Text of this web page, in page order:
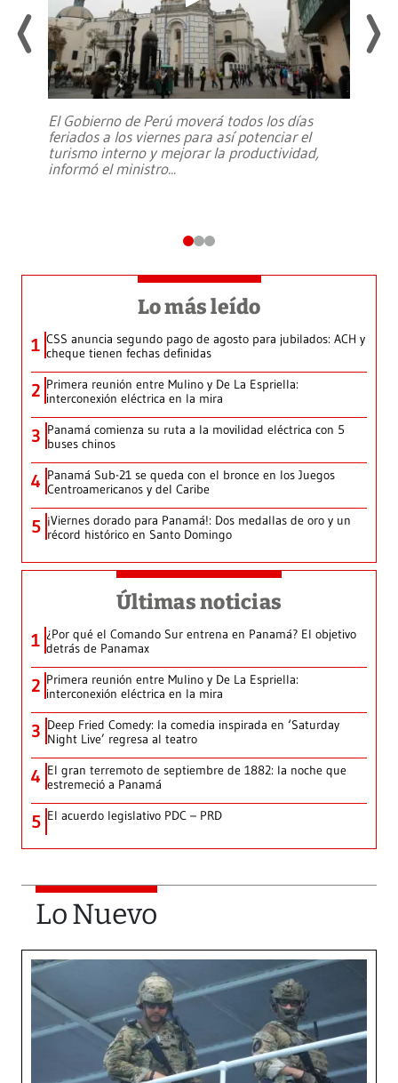
El Gobierno de Perú moverá todos los días
feriados a los viernes para así potenciar el
turismo interno y mejorar la productividad,
informó el ministro...
Lo más leído
1 CSS anuncia segundo pago de agosto para jubilados: ACH y
cheque tienen fechas definidas
2 Primera reunión entre Mulino y De La Espriella:
interconexión eléctrica en la mira
3 Panamá comienza su ruta a la movilidad eléctrica con 5
buses chinos
4 Panamá Sub-21 se queda con el bronce en los Juegos
Centroamericanos y del Caribe
5 ¡Viernes dorado para Panamá!: Dos medallas de oro y un
récord histórico en Santo Domingo
Últimas noticias
1 ¿Por qué el Comando Sur entrena en Panamá? El objetivo
detrás de Panamax
2 Primera reunión entre Mulino y De La Espriella:
interconexión eléctrica en la mira
3 Deep Fried Comedy: la comedia inspirada en ‘Saturday
Night Live’ regresa al teatro
4 El gran terremoto de septiembre de 1882: la noche que
estremeció a Panamá
5 El acuerdo legislativo PDC – PRD
Lo Nuevo